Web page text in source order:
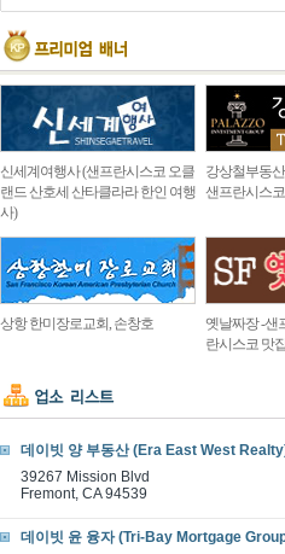
신세계여행사 (샌프란시스코 오클
랜드 산호세 산타클라라 한인 여행
사)
강상철부동
샌프란시스
상항 한미장로교회, 손창호
옛날짜장 -샌
란시스코 맛
데이빗 양 부동산 (Era East West
39267 Mission Blvd
Fremont, CA 94539
데이빗 윤 융자 (Tri-Bay Mortgage